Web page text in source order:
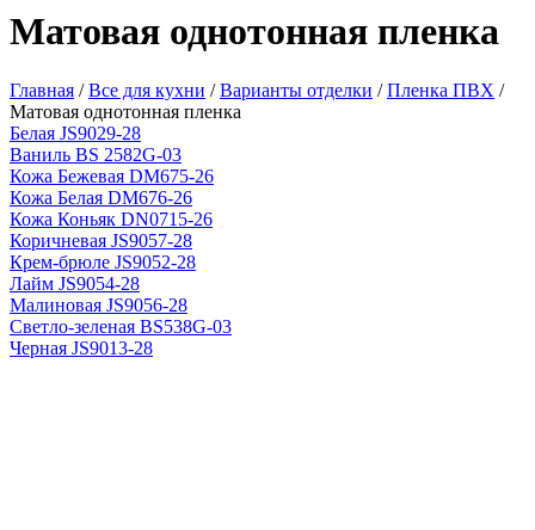
Матовая однотонная пленка
Главная /Все для кухни /Варианты отделки /Пленка ПВХ /
Матовая однотонная пленка
Белая JS9029-28
Ваниль BS 2582G-03
Кожа Бежевая DM675-26
Кожа Белая DM676-26
Кожа Коньяк DN0715-26
Коричневая JS9057-28
Крем-брюле JS9052-28
Лайм JS9054-28
Малиновая JS9056-28
Светло-зеленая BS538G-03
Черная JS9013-28